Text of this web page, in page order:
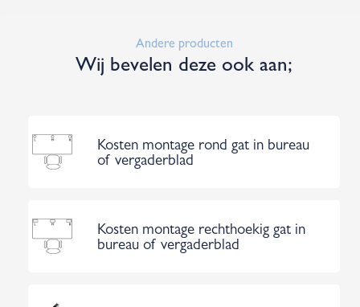
Andere producten
Wij bevelen deze ook aan;
Kosten montage rond gat in bureau
of vergaderblad
Kosten montage rechthoekig gat in
bureau of vergaderblad